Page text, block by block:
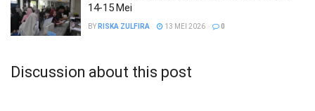
14-15 Mei
BY RISKA ZULFIRA 13 MEI 2026 0
Discussion about this post